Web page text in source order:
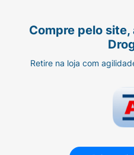
Compre pelo
Retire na loja com